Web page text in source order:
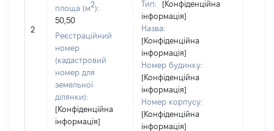
2
площа (м2):
50,50
Реєстраційний
номер
(кадастровий
номер для
земельної
ділянки):
[Конфіденційна
інформація]
Тип:
[Конфіденційна
інформація]
Назва:
[Конфіденційна
інформація]
Номер будинку:
[Конфіденційна
інформація]
Номер корпусу:
[Конфіденційна
інформація]